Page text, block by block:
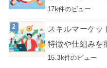
17k件のビュー
スキルマーケッ
特徴や仕組みを
15.3k件のビュー